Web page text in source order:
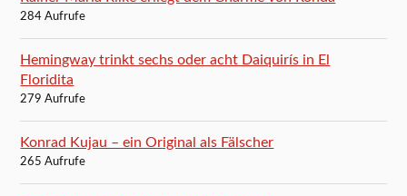
284 Aufrufe
Hemingway trinkt sechs oder acht Daiquirís in El
Floridita
279 Aufrufe
Konrad Kujau – ein Original als Fälscher
265 Aufrufe